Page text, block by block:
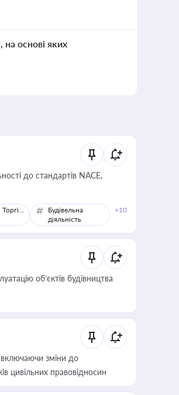
на основі яких
до стандартів NACE,
Торгівля
Будівельна
діяльність
+10
об’єктів будівництва
зміни до
цивільних правовідносин